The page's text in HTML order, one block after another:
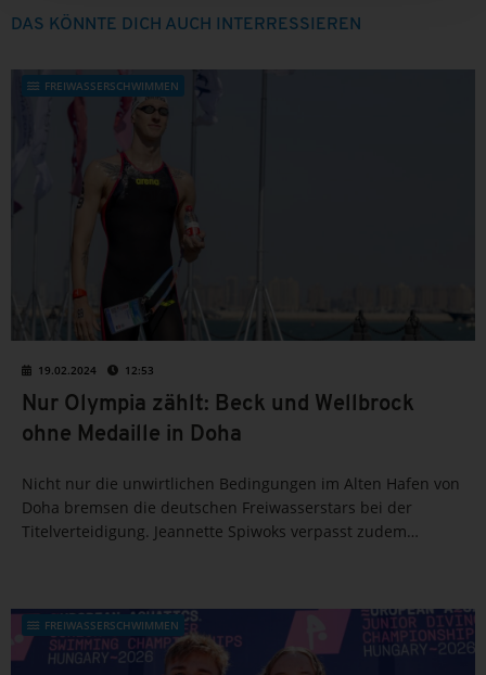
DAS KÖNNTE DICH AUCH INTERRESSIEREN
FREIWASSERSCHWIMMEN
19.02.2024 12:53
Nur Olympia zählt: Beck und Wellbrock
ohne Medaille in Doha
Nicht nur die unwirtlichen Bedingungen im Alten Hafen von
Doha bremsen die deutschen Freiwasserstars bei der
Titelverteidigung. Jeannette Spiwoks verpasst zudem
FREIWASSERSCHWIMMEN